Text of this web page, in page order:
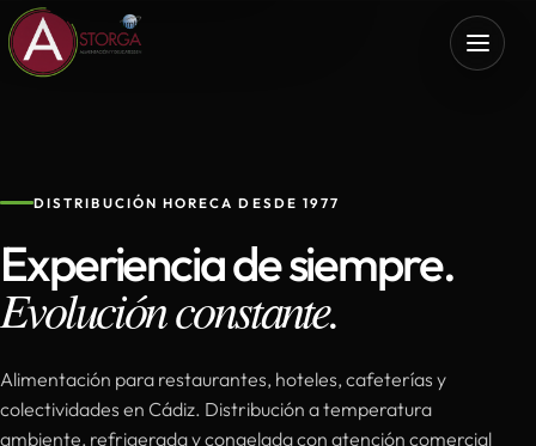
DISTRIBUCIÓN HORECA DESDE 1977
Experiencia de siempre.
Evolución constante.
Alimentación para restaurantes, hoteles, cafeterías y
colectividades en Cádiz. Distribución a temperatura
ambiente, refrigerada y congelada con atención comercial